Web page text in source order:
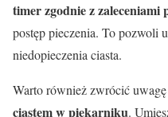
timer zgodnie z zaleceniami
postęp pieczenia. To pozwoli
niedopieczenia ciasta.
Warto również zwrócić uwagę
ciastem w piekarniku.